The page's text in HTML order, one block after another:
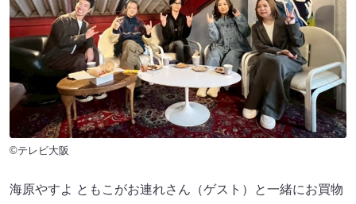
©テレビ大阪
海原やすよ ともこがお連れさん（ゲスト）と一緒にお買物